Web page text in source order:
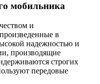
мобильника
и
в
надежностью и
производящие
строгих
передовые